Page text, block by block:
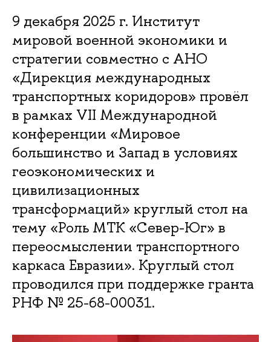
9 декабря 2025 г. Институт
мировой военной экономики и
стратегии совместно с АНО
«Дирекция международных
транспортных коридоров» провёл
в рамках VII Международной
конференции «Мировое
большинство и Запад в условиях
геоэкономических и
цивилизационных
трансформаций» круглый стол на
тему «Роль МТК «Север-Юг» в
переосмыслении транспортного
каркаса Евразии». Круглый стол
проводился при поддержке гранта
РНФ № 25-68-00031.